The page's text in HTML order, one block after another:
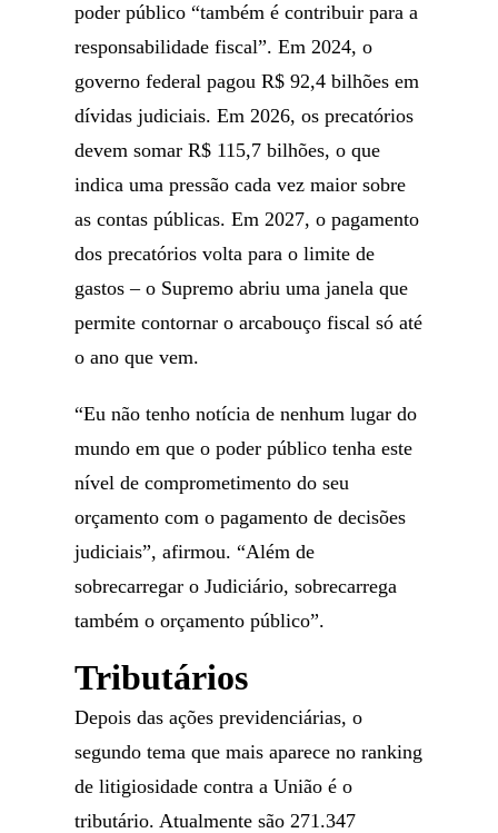
poder público “também é contribuir para a
responsabilidade fiscal”. Em 2024, o
governo federal pagou R$ 92,4 bilhões em
dívidas judiciais. Em 2026, os precatórios
devem somar R$ 115,7 bilhões, o que
indica uma pressão cada vez maior sobre
as contas públicas. Em 2027, o pagamento
dos precatórios volta para o limite de
gastos – o Supremo abriu uma janela que
permite contornar o arcabouço fiscal só até
o ano que vem.
“Eu não tenho notícia de nenhum lugar do
mundo em que o poder público tenha este
nível de comprometimento do seu
orçamento com o pagamento de decisões
judiciais”, afirmou. “Além de
sobrecarregar o Judiciário, sobrecarrega
também o orçamento público”.
Tributários
Depois das ações previdenciárias, o
segundo tema que mais aparece no ranking
de litigiosidade contra a União é o
tributário. Atualmente são 271.347